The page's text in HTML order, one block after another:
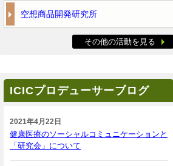
空想商品開発研究所
その他の活動を見る
ICICプロデューサーブログ
2021年4月22日
健康医療のソーシャルコミュニケーションと
「研究会」について